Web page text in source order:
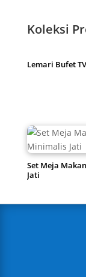
Koleksi
Lemari Bufet
Set Meja
Jati